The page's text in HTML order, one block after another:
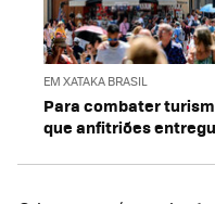
EM XATAKA BRASIL
Para combater
que anfitriões